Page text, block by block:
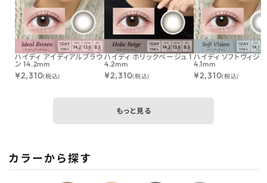
ハイディ アイディアルブラウ
ン 14.2mm
¥2,310(税込)
ハイディ ホリックベージュ 1
4.2mm
¥2,310(税込)
ハイディ ソフトヴィジ
4.1mm
¥2,310(税込)
もっと見る
カラーから探す